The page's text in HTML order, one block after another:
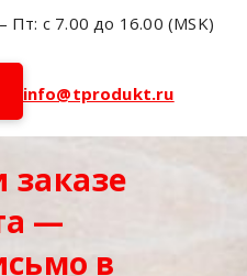
Пт: с 7.00 до 16.00 (MSK)
info@tprodukt.ru
—
в